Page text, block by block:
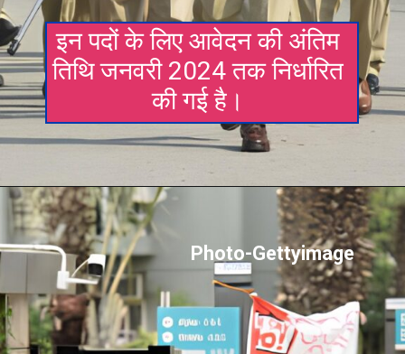
इन पदों के लिए आवेदन की अंतिम
तिथि जनवरी 2024 तक निर्धारित
की गई है।
Photo-Gettyimage